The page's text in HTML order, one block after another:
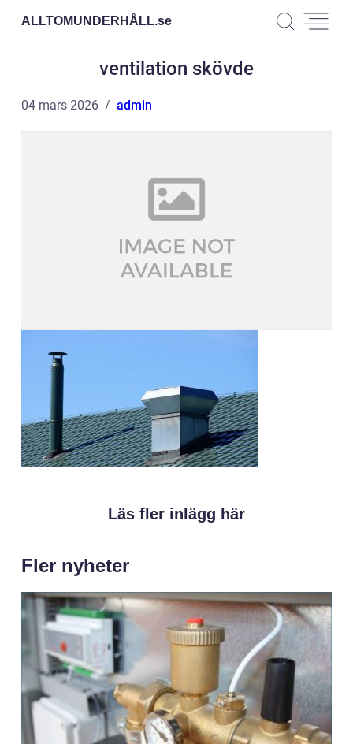
ALLTOMUNDERHÅLL.se
ventilation skövde
04 mars 2026 admin
Läs fler inlägg här
Fler nyheter